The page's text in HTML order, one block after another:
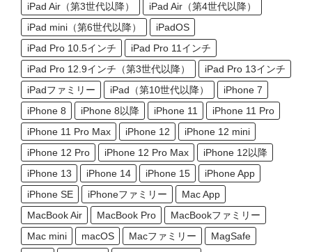
iPad Air（第3世代以降）
iPad Air（第4世代以降）
iPad mini（第6世代以降）
iPadOS
iPad Pro 10.5インチ
iPad Pro 11インチ
iPad Pro 12.9インチ（第3世代以降）
iPad Pro 13インチ
iPadファミリー
iPad（第10世代以降）
iPhone 7
iPhone 8
iPhone 8以降 iPhone 11
iPhone 11 Pro
iPhone 11 Pro Max
iPhone 12
iPhone 12 mini
iPhone 12 Pro
iPhone 12 Pro Max
iPhone 12以降
iPhone 13
iPhone 14 iPhone 15
iPhone App
iPhone SE
iPhoneファミリー
Mac App
MacBook Air
MacBook Pro
MacBookファミリー
Mac mini
macOS Macファミリー
MagSafe